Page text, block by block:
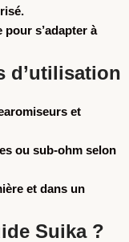
s’adapter à
d’utilisation
et
ou sub-ohm selon
et dans un
Suika ?